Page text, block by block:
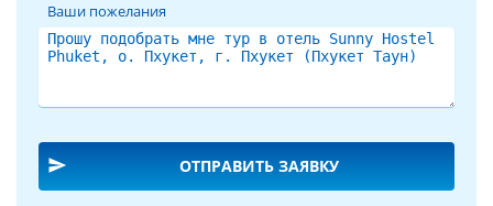
Ваши пожелания
send ОТПРАВИТЬ ЗАЯВКУ